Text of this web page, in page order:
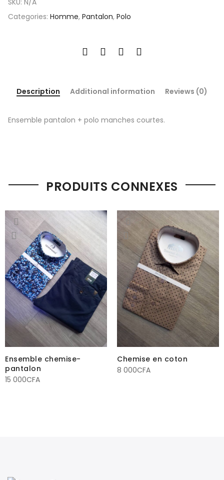
SKU: N/A
Categories: Homme, Pantalon, Polo
Description Additional information Reviews (0)
Ensemble pantalon + polo manches courtes.
PRODUITS CONNEXES
Ensemble chemise-
pantalon
15 000CFA
Chemise en coton
8 000CFA